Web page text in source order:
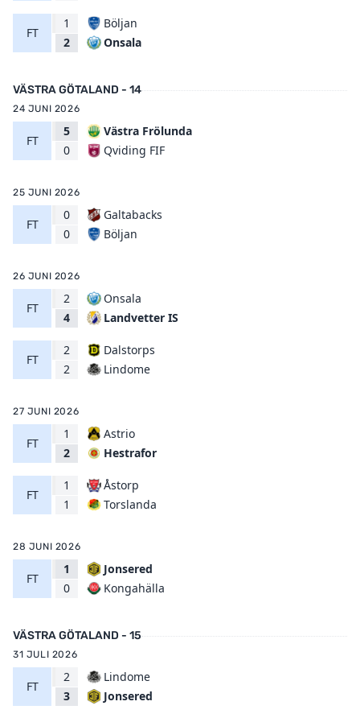
FT
1
2
Böljan
Onsala
VÄSTRA GÖTALAND - 14
24 JUNI 2026
FT
5
0
Västra Frölunda
Qviding FIF
25 JUNI 2026
FT
0
0
Galtabacks
Böljan
26 JUNI 2026
FT
2
4
Onsala
Landvetter IS
FT
2
2
Dalstorps
Lindome
27 JUNI 2026
FT
1
2
Astrio
Hestrafor
FT
1
1
Åstorp
Torslanda
28 JUNI 2026
FT
1
0
Jonsered
Kongahälla
VÄSTRA GÖTALAND - 15
31 JULI 2026
FT
2
3
Lindome
Jonsered